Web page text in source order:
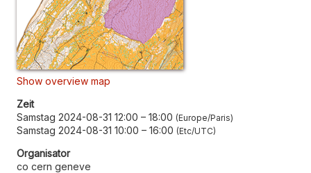
Show overview map
Zeit
Samstag 2024-08-31 12:00 – 18:00 Europe/Paris
Samstag 2024-08-31 10:00 – 16:00 Etc/UTC
Organisator
co cern geneve